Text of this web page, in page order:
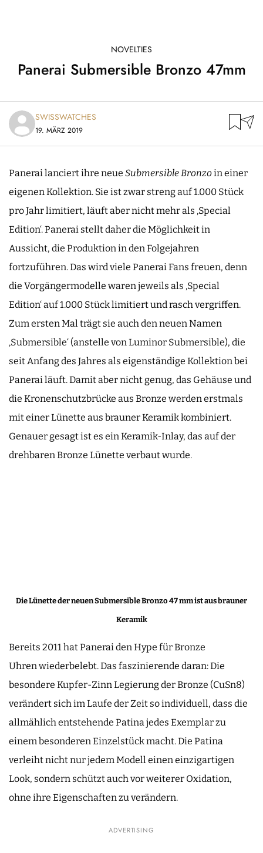
NOVELTIES
Panerai Submersible Bronzo 47mm
SWISSWATCHES
19. MÄRZ 2019
Panerai lanciert ihre neue Submersible Bronzoin einer
eigenen Kollektion. Sie ist zwar streng auf 1.000 Stück
pro Jahr limitiert, läuft aber nicht mehr als ‚Special
Edition‘. Panerai stellt daher die Möglichkeit in
Aussicht, die Produktion in den Folgejahren
fortzuführen. Das wird viele Panerai Fans freuen, denn
die Vorgängermodelle waren jeweils als ‚Special
Edition‘ auf 1.000 Stück limitiert und rasch vergriffen.
Zum ersten Mal trägt sie auch den neuen Namen
‚Submersible‘ (anstelle von Luminor Submersible), die
seit Anfang des Jahres als eigenständige Kollektion bei
Panerai läuft. Damit aber nicht genug, das Gehäuse und
die Kronenschutzbrücke aus Bronze werden erstmals
mit einer Lünette aus brauner Keramik kombiniert.
Genauer gesagt ist es ein Keramik-Inlay, das auf der
drehbaren Bronze Lünette verbaut wurde.
Die Lünette der neuen Submersible Bronzo 47 mm ist aus brauner
Keramik
Bereits 2011 hat Panerai den Hype für Bronze
Uhren wiederbelebt. Das faszinierende daran: Die
besondere Kupfer-Zinn Legierung der Bronze (CuSn8)
verändert sich im Laufe der Zeit so individuell, dass die
allmählich entstehende Patina jedes Exemplar zu
einem besonderen Einzelstück macht. Die Patina
verleiht nicht nur jedem Modell einen einzigartigen
Look, sondern schützt auch vor weiterer Oxidation,
ohne ihre Eigenschaften zu verändern.
ADVERTISING